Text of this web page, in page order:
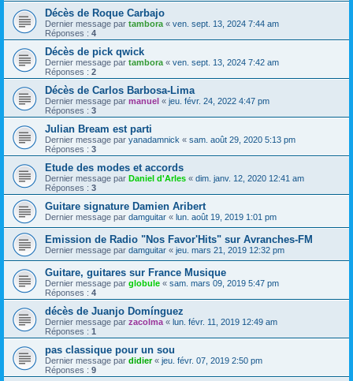
Décès de Roque Carbajo
Dernier message par tambora « ven. sept. 13, 2024 7:44 am
Réponses : 4
Décès de pick qwick
Dernier message par tambora « ven. sept. 13, 2024 7:42 am
Réponses : 2
Décès de Carlos Barbosa-Lima
Dernier message par manuel « jeu. févr. 24, 2022 4:47 pm
Réponses : 3
Julian Bream est parti
Dernier message par yanadamnick « sam. août 29, 2020 5:13 pm
Réponses : 3
Etude des modes et accords
Dernier message par Daniel d'Arles « dim. janv. 12, 2020 12:41 am
Réponses : 3
Guitare signature Damien Aribert
Dernier message par damguitar « lun. août 19, 2019 1:01 pm
Emission de Radio "Nos Favor'Hits" sur Avranches-FM
Dernier message par damguitar « jeu. mars 21, 2019 12:32 pm
Guitare, guitares sur France Musique
Dernier message par globule « sam. mars 09, 2019 5:47 pm
Réponses : 4
décès de Juanjo Domínguez
Dernier message par zacolma « lun. févr. 11, 2019 12:49 am
Réponses : 1
pas classique pour un sou
Dernier message par didier« jeu. févr. 07, 2019 2:50 pm
Réponses : 9